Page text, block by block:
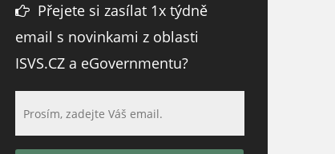
Přejete si zasílat 1x týdně
email s novinkami z oblasti
ISVS.CZ a eGovernmentu?